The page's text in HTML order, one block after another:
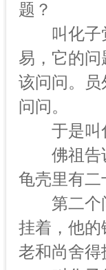
题？
叫化子觉
易，它的
该问问。
问问。
于是叫化
佛祖告诉
龟壳里有
第二个问
挂着，他
老和尚舍